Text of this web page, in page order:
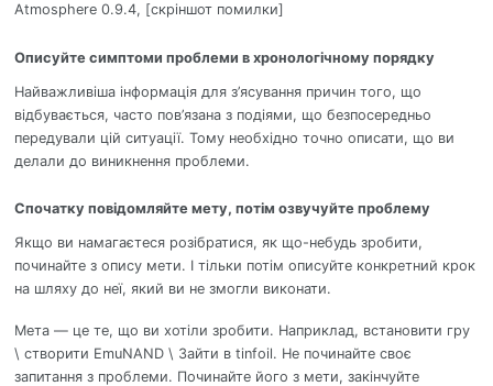
Atmosphere 0.9.4, [скріншот помилки]
Описуйте симптоми проблеми в хронологічному порядку
Найважливіша інформація для з’ясування причин того, що
відбувається, часто пов’язана з подіями, що безпосередньо
передували цій ситуації. Тому необхідно точно описати, що ви
делали до виникнення проблеми.
Спочатку повідомляйте мету, потім озвучуйте проблему
Якщо ви намагаєтеся розібратися, як що-небудь зробити,
починайте з опису мети. І тільки потім описуйте конкретний крок
на шляху до неї, який ви не змогли виконати.
Мета — це те, що ви хотіли зробити. Наприклад, встановити гру
\ створити EmuNAND \ Зайти в tinfoil. Не починайте своє
запитання з проблеми. Починайте його з мети, закінчуйте